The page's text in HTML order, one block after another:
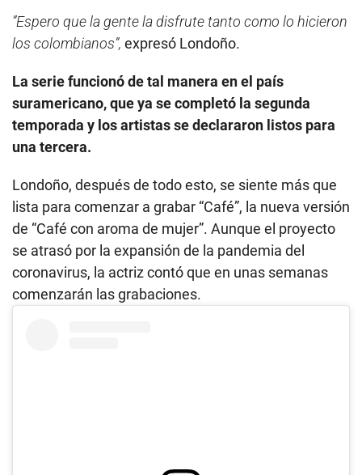
”Espero que la gente la disfrute tanto como lo hicieron
los colombianos”, expresó Londoño.
La serie funcionó de tal manera en el país
suramericano, que ya se completó la segunda
temporada y los artistas se declararon listos para
una tercera.
Londoño, después de todo esto, se siente más que
lista para comenzar a grabar “Café”, la nueva versión
de “Café con aroma de mujer”. Aunque el proyecto
se atrasó por la expansión de la pandemia del
coronavirus, la actriz contó que en unas semanas
comenzarán las grabaciones.